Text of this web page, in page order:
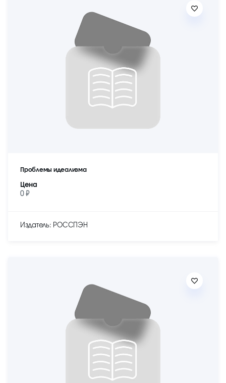
Проблемы идеализма
Цена
0 ₽
Издатель: РОССПЭН